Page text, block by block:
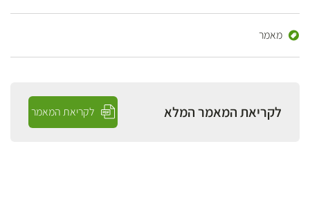
מאמר
לקריאת המאמר המלא לקריאת המאמר